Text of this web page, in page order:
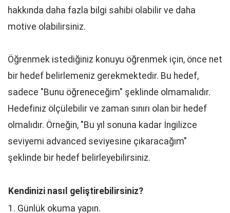
hakkında daha fazla bilgi sahibi olabilir ve daha
motive olabilirsiniz.
Öğrenmek istediğiniz konuyu öğrenmek için, önce net
bir hedef belirlemeniz gerekmektedir. Bu hedef,
sadece "Bunu öğreneceğim" şeklinde olmamalıdır.
Hedefiniz ölçülebilir ve zaman sınırı olan bir hedef
olmalıdır. Örneğin, "Bu yıl sonuna kadar İngilizce
seviyemi advanced seviyesine çıkaracağım"
şeklinde bir hedef belirleyebilirsiniz.
Kendinizi nasıl geliştirebilirsiniz?
1. Günlük okuma yapın.